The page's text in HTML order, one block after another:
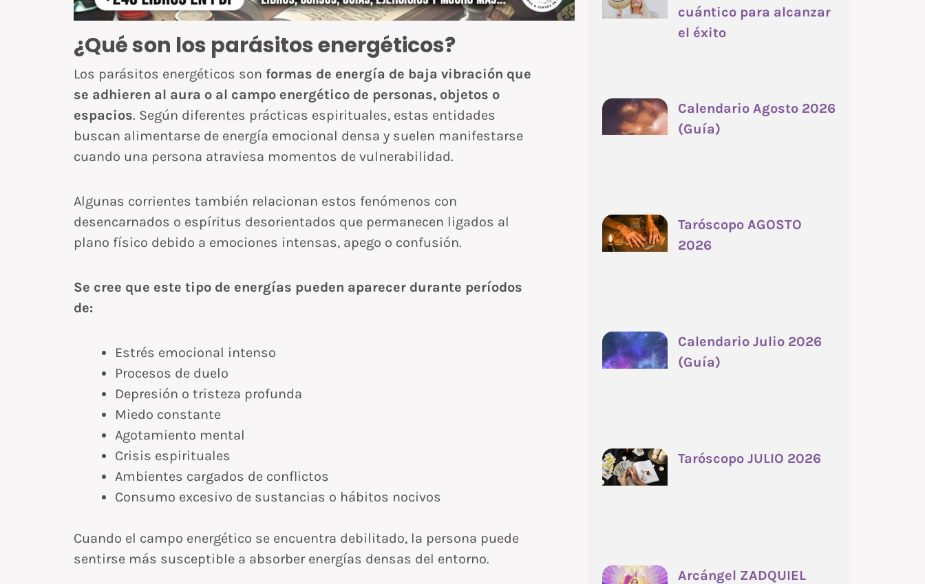
¿Qué son los parásitos energéticos?
Los parásitos energéticos son formas de energía de baja vibración que
se adhieren al aura o al campo energético de personas, objetos o
espacios. Según diferentes prácticas espirituales, estas entidades
buscan alimentarse de energía emocional densa y suelen manifestarse
cuando una persona atraviesa momentos de vulnerabilidad.
Algunas corrientes también relacionan estos fenómenos con
desencarnados o espíritus desorientados que permanecen ligados al
plano físico debido a emociones intensas, apego o confusión.
Se cree que este tipo de energías pueden aparecer durante períodos
de:
Estrés emocional intenso
Procesos de duelo
Depresión o tristeza profunda
Miedo constante
Agotamiento mental
Crisis espirituales
Ambientes cargados de conflictos
Consumo excesivo de sustancias o hábitos nocivos
Cuando el campo energético se encuentra debilitado, la persona puede
sentirse más susceptible a absorber energías densas del entorno.
cuántico para alcanzar
el éxito
Calendario Agosto 2026
(Guía)
Taróscopo AGOSTO
2026
Calendario Julio 2026
(Guía)
Taróscopo JULIO 2026
Arcángel ZADQUIEL